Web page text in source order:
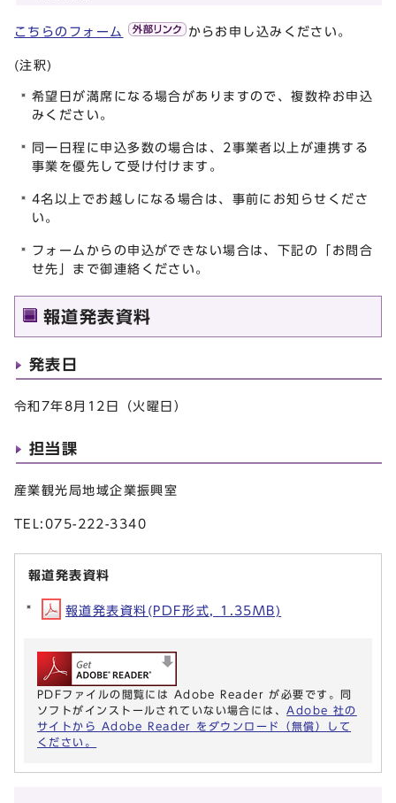
こちらのフォーム からお申し込みください。
(注釈)
希望日が満席になる場合がありますので、複数枠お申込
みください。
同一日程に申込多数の場合は、2事業者以上が連携する
事業を優先して受け付けます。
4名以上でお越しになる場合は、事前にお知らせくださ
い。
フォームからの申込ができない場合は、下記の「お問合
せ先」まで御連絡ください。
報道発表資料
発表日
令和7年8月12日（火曜日）
担当課
産業観光局地域企業振興室
TEL:075-222-3340
報道発表資料
報道発表資料(PDF形式, 1.35MB)
PDFファイルの閲覧には Adobe Reader が必要です。同
ソフトがインストールされていない場合には、 Adobe 社の
サイトから Adobe Reader をダウンロード（無償）して
ください。